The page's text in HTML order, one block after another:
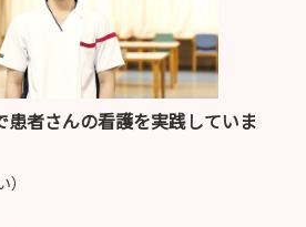
患者さんの看護を実践していま